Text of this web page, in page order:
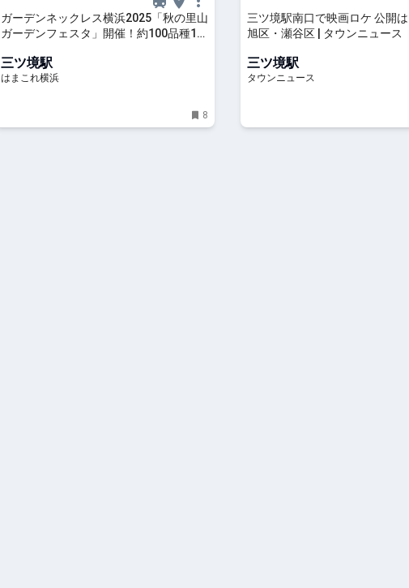
ガーデンネックレス横浜2025「秋の里山
ガーデンフェスタ」開催！約100品種15
三ツ境駅
はまこれ横浜
8
三ツ境駅南口で映画ロケ 公開
旭区・瀬谷区 | タウンニュース
三ツ境駅
タウンニュース